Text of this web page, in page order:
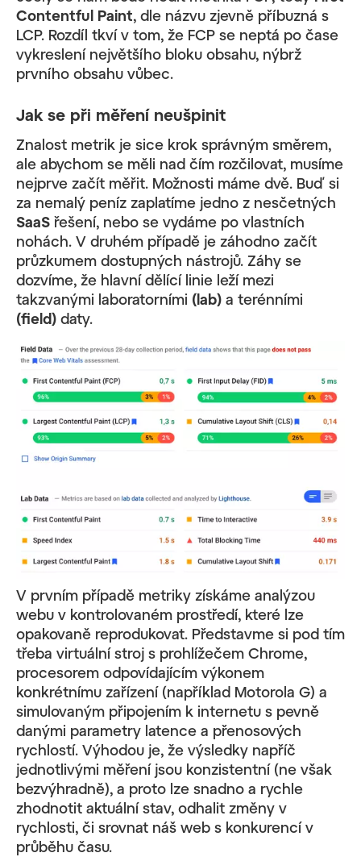
Contentful Paint, dle názvu zjevně příbuzná s
LCP. Rozdíl tkví v tom, že FCP se neptá po čase
vykreslení největšího bloku obsahu, nýbrž
prvního obsahu vůbec.
Jak se při měření neušpinit
Znalost metrik je sice krok správným směrem,
ale abychom se měli nad čím rozčilovat, musíme
nejprve začít měřit. Možnosti máme dvě. Buď si
za nemalý peníz zaplatíme jedno z nesčetných
SaaS řešení, nebo se vydáme po vlastních
nohách. V druhém případě je záhodno začít
průzkumem dostupných nástrojů. Záhy se
dozvíme, že hlavní dělící linie leží mezi
takzvanými laboratorními (lab) a terénními
(field) daty.
V prvním případě metriky získáme analýzou
webu v kontrolovaném prostředí, které lze
opakovaně reprodukovat. Představme si pod tím
třeba virtuální stroj s prohlížečem Chrome,
procesorem odpovídajícím výkonem
konkrétnímu zařízení (například Motorola G) a
simulovaným připojením k internetu s pevně
danými parametry latence a přenosových
rychlostí. Výhodou je, že výsledky napříč
jednotlivými měření jsou konzistentní (ne však
bezvýhradně), a proto lze snadno a rychle
zhodnotit aktuální stav, odhalit změny v
rychlosti, či srovnat náš web s konkurencí v
průběhu času.